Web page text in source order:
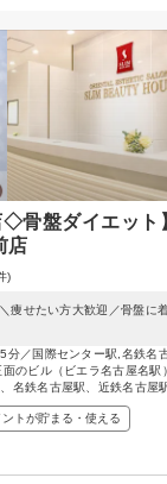
◇骨盤ダイエット
店
)
痩せたい方大歓迎／骨盤に
分／国際センター駅,名鉄名
のビル（ビエラ名古屋名
名鉄名古屋駅、近鉄名古屋
ントが貯まる・使える